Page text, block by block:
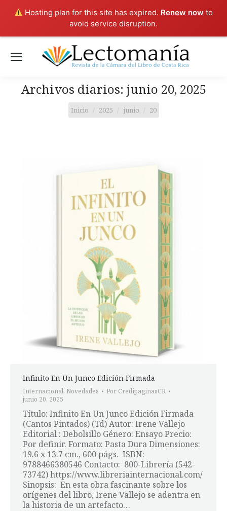
Hosting plan for this site has expired. Renew now to
avoid service disruption.
Archivos diarios: junio 20, 2025
Estás aquí:
Inicio 2025 junio 20
Infinito En Un Junco Edición Firmada
Internacional, Novedades Por CredipaginasCR
junio 20, 2025
Título: Infinito En Un Junco Edición Firmada
(Cantos Pintados) (Td) Autor: Irene Vallejo
Editorial : Debolsillo Género: Ensayo Precio:
Por definir. Formato: Pasta Dura Dimensiones:
19.6 x 13.7 cm., 600 págs. ISBN:
9788466380546 Contacto: 800-Librería (542-
73742) https://www.libreriainternacional.com/
Sinopsis: En esta obra fascinante sobre los
orígenes del libro, Irene Vallejo se adentra en
la historia de un artefacto…